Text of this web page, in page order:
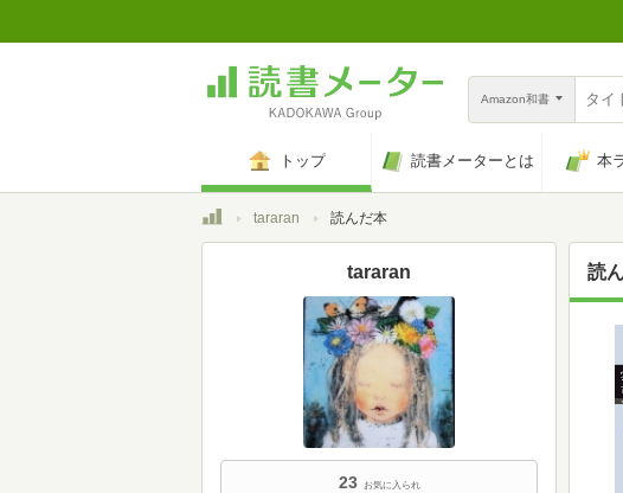
Amazon和書
トップ 読書メーターとは 本
トップtararan 読んだ本
読
tararan
23 お気に入られ